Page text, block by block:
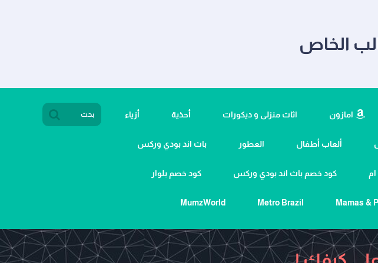
الخاص
امازون اثاث منزلى و ديكورات أحذية أزياء
ألعاب أطفال العطور باث اند بودي وركس
كود خصم باث اند بودي وركس كود خصم بلوار
Mamas &
Metro Brazil
MumzWorld